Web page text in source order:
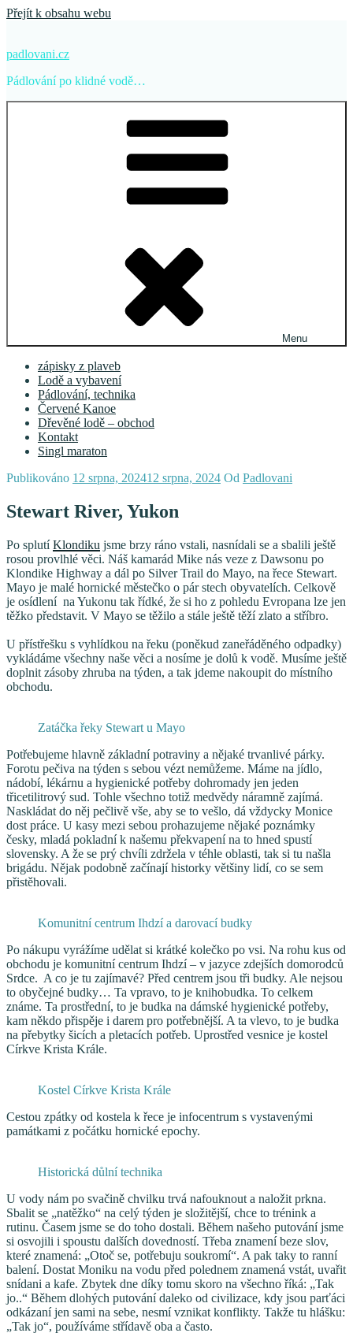
Přejít k obsahu webu
padlovani.cz
Pádlování po klidné vodě…
Menu
zápisky z plaveb
Lodě a vybavení
Pádlování, technika
Červené Kanoe
Dřevěné lodě – obchod
Kontakt
Singl maraton
Publikováno 12 srpna, 202412 srpna, 2024 Od Padlovani
Stewart River, Yukon
Po splutíKlondiku jsme brzy ráno vstali, nasnídali se a sbalili ještě
rosou provlhlé věci. Náš kamarád Mike nás veze z Dawsonu po
Klondike Highway a dál po Silver Trail do Mayo, na řece Stewart.
Mayo je malé hornické městečko o pár stech obyvatelích. Celkově
je osídlení na Yukonu tak řídké, že si ho z pohledu Evropana lze jen
těžko představit. V Mayo se těžilo a stále ještě těží zlato a stříbro.
U přístřešku s vyhlídkou na řeku (poněkud zaneřáděného odpadky)
vykládáme všechny naše věci a nosíme je dolů k vodě. Musíme ještě
doplnit zásoby zhruba na týden, a tak jdeme nakoupit do místního
obchodu.
Zatáčka řeky Stewart u Mayo
Potřebujeme hlavně základní potraviny a nějaké trvanlivé párky.
Forotu pečiva na týden s sebou vézt nemůžeme. Máme na jídlo,
nádobí, lékárnu a hygienické potřeby dohromady jen jeden
třicetilitrový sud. Tohle všechno totiž medvědy náramně zajímá.
Naskládat do něj pečlivě vše, aby se to vešlo, dá vždycky Monice
dost práce. U kasy mezi sebou prohazujeme nějaké poznámky
česky, mladá pokladní k našemu překvapení na to hned spustí
slovensky. A že se prý chvíli zdržela v téhle oblasti, tak si tu našla
brigádu. Nějak podobně začínají historky většiny lidí, co se sem
přistěhovali.
Komunitní centrum Ihdzí a darovací budky
Po nákupu vyrážíme udělat si krátké kolečko po vsi. Na rohu kus od
obchodu je komunitní centrum Ihdzí – v jazyce zdejších domorodců
Srdce. A co je tu zajímavé? Před centrem jsou tři budky. Ale nejsou
to obyčejné budky… Ta vpravo, to je knihobudka. To celkem
známe. Ta prostřední, to je budka na dámské hygienické potřeby,
kam někdo přispěje i darem pro potřebnější. A ta vlevo, to je budka
na přebytky šicích a pletacích potřeb. Uprostřed vesnice je kostel
Církve Krista Krále.
Kostel Církve Krista Krále
Cestou zpátky od kostela k řece je infocentrum s vystavenými
památkami z počátku hornické epochy.
Historická důlní technika
U vody nám po svačině chvilku trvá nafouknout a naložit prkna.
Sbalit se „natěžko“ na celý týden je složitější, chce to trénink a
rutinu. Časem jsme se do toho dostali. Během našeho putování jsme
si osvojili i spoustu dalších dovedností. Třeba znamení beze slov,
které znamená: „Otoč se, potřebuju soukromí“. A pak taky to ranní
balení. Dostat Moniku na vodu před polednem znamená vstát, uvařit
snídani a kafe. Zbytek dne díky tomu skoro na všechno říká: „Tak
jo..“ Během dlohých putování daleko od civilizace, kdy jsou parťáci
odkázaní jen sami na sebe, nesmí vznikat konflikty. Takže tu hlášku:
„Tak jo“, používáme střídavě oba a často.